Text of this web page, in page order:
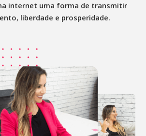
internet uma forma de transmitir
liberdade e prosperidade.